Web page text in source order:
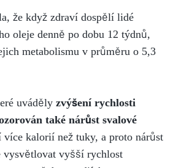
že když zdraví dospělí lidé
oleje denně po dobu 12 týdnů,
metabolismu v průměru o 5,3
uváděly zvýšení rychlosti
také nárůst svalové
více kalorií než tuky, a proto nárůst
vysvětlovat vyšší rychlost